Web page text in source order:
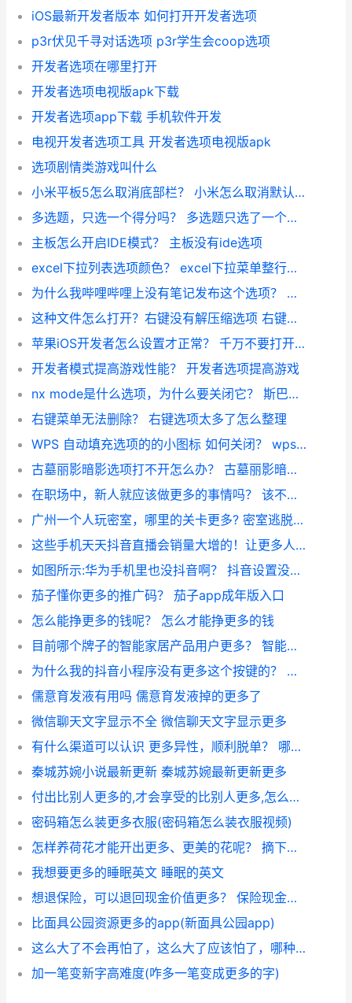
iOS最新开发者版本 如何打开开发者选项
p3r伏见千寻对话选项 p3r学生会coop选项
开发者选项在哪里打开
开发者选项电视版apk下载
开发者选项app下载 手机软件开发
电视开发者选项工具 开发者选项电视版apk
选项剧情类游戏叫什么
小米平板5怎么取消底部栏？ 小米怎么取消默认选项
多选题，只选一个得分吗？ 多选题只选了一个选项
主板怎么开启IDE模式？ 主板没有ide选项
excel下拉列表选项颜色？ excel下拉菜单整行颜色
为什么我哔哩哔哩上没有笔记发布这个选项？ 死亡笔记哔哩哔哩
这种文件怎么打开？右键没有解压缩选项 右键压缩文件不见了
苹果iOS开发者怎么设置才正常？ 千万不要打开开发者选项
开发者模式提高游戏性能？ 开发者选项提高游戏
nx mode是什么选项，为什么要关闭它？ 斯巴鲁xmode
右键菜单无法删除？ 右键选项太多了怎么整理
WPS 自动填充选项的的小图标 如何关闭？ wps图标怎么换成黑金色
古墓丽影暗影选项打不开怎么办？ 古墓丽影暗影打开没反应
在职场中，新人就应该做更多的事情吗？ 该不该帮同事干活
广州一个人玩密室，哪里的关卡更多? 密室逃脱价格
这些手机天天抖音直播会销量大增的！让更多人知道！ 国家为什么不敢封快手
如图所示:华为手机里也没抖音啊？ 抖音设置没有更多功能
茄子懂你更多的推广码？ 茄子app成年版入口
怎么能挣更多的钱呢？ 怎么才能挣更多的钱
目前哪个牌子的智能家居产品用户更多？ 智能家居牌子
为什么我的抖音小程序没有更多这个按键的？ 抖音为什么找不到盲盒
儒意育发液有用吗 儒意育发液掉的更多了
微信聊天文字显示不全 微信聊天文字显示更多
有什么渠道可以认识 更多异性，顺利脱单？ 哪些渠道认识更多异性
秦城苏婉小说最新更新 秦城苏婉最新更新更多
付出比别人更多的,才会享受的比别人更多,怎么回答？ 付出的意义是什么
密码箱怎么装更多衣服(密码箱怎么装衣服视频)
怎样养荷花才能开出更多、更美的花呢？ 摘下来的荷花苞怎么养
我想要更多的睡眠英文 睡眠的英文
想退保险，可以退回现金价值更多？ 保险现金价值能退多少
比面具公园资源更多的app(新面具公园app)
这么大了不会再怕了，这么大了应该怕了，哪种人更多？ 学生看到陈浩南的纹身怕
加一笔变新字高难度(咋多一笔变成更多的字)